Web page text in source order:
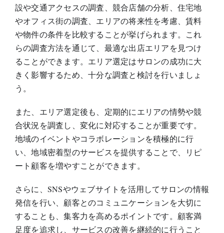
設や交通アクセスの調査、競合店舗の分析、住宅地
やオフィス街の調査、エリアの将来性を考慮、賃料
や物件の条件を比較することが挙げられます。これ
らの調査方法を通じて、最適な出店エリアを見つけ
ることができます。エリア選定はサロンの成功に大
きく影響するため、十分な調査と検討を行いましょ
う。
また、エリア選定後も、定期的にエリアの情勢や競
合状況を調査し、変化に対応することが重要です。
地域のイベントやコラボレーションを積極的に行
い、地域密着型のサービスを提供することで、リピ
ート顧客を増やすことができます。
さらに、SNSやウェブサイトを活用してサロンの情報
発信を行い、顧客とのコミュニケーションを大切に
することも、集客力を高めるポイントです。顧客満
足度を追求し、サービスの改善を継続的に行うこと